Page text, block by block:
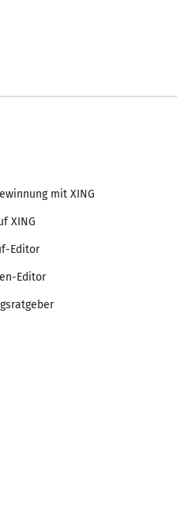
mit XING
XING
Editor
Editor